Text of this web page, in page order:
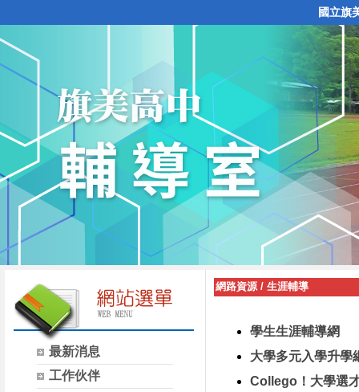
國立旗
最新消息
工作伙伴
網路資源/ 生涯輔導
學生生涯輔導網
大學多元入學升學
Collego！大學選